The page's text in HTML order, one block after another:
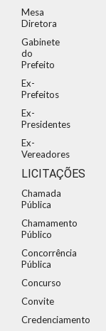
Mesa
Diretora
Gabinete
do
Prefeito
Ex-
Prefeitos
Ex-
Presidentes
Ex-
Vereadores
LICITAÇÕES
Chamada
Pública
Chamamento
Público
Concorrência
Pública
Concurso
Convite
Credenciamento